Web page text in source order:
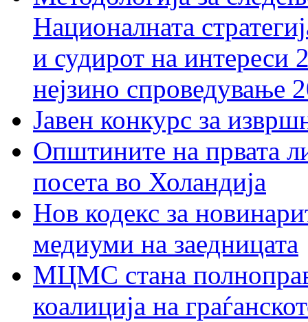
Националната
и судирот на интереси
нејзино спроведување
Јавен конкурс за
Општините на првата
посета во Холандија
Нов кодекс за
медиуми на заедницата
МЦМС стана
коалиција на